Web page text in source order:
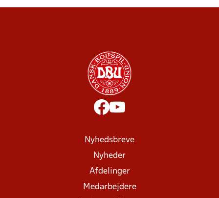
Nyhedsbreve
Nyheder
Afdelinger
Medarbejdere